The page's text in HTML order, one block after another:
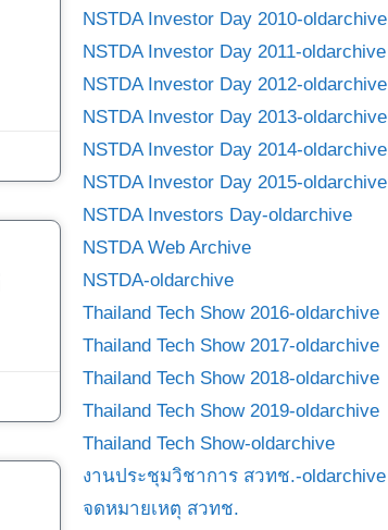
NSTDA Investor Day 2010-oldarchive
NSTDA Investor Day 2011-oldarchive
NSTDA Investor Day 2012-oldarchive
NSTDA Investor Day 2013-oldarchive
NSTDA Investor Day 2014-oldarchive
NSTDA Investor Day 2015-oldarchive
NSTDA Investors Day-oldarchive
NSTDA Web Archive
NSTDA-oldarchive
Thailand Tech Show 2016-oldarchive
Thailand Tech Show 2017-oldarchive
Thailand Tech Show 2018-oldarchive
Thailand Tech Show 2019-oldarchive
Thailand Tech Show-oldarchive
งานประชุมวิชาการ สวทช.-oldarchive
จดหมายเหตุ สวทช.